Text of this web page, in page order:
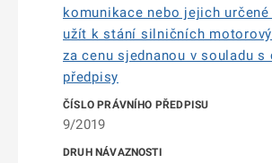
komunikace nebo jejich určené
užít k stání silničních
za cenu sjednanou v souladu s
předpisy
9/2019